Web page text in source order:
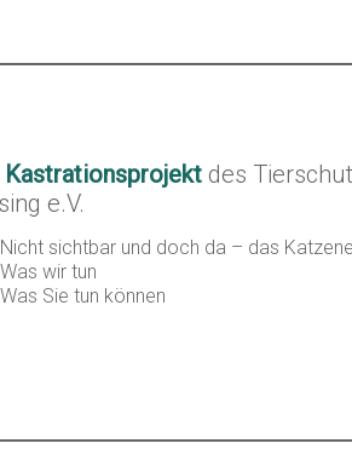
Kastrationsprojektdes
e.V.
Nicht sichtbar und doch da – das
Was wir tun
Was Sie tun können